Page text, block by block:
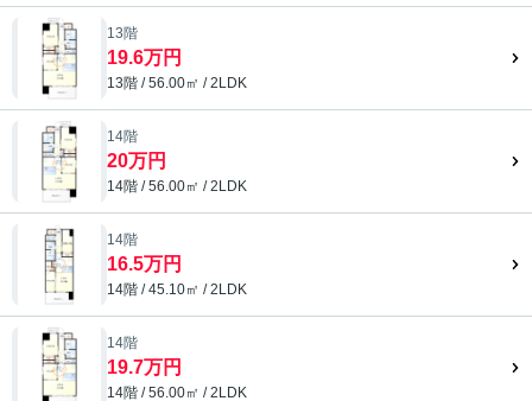
13階
19.6万円
13階 / 56.00㎡ / 2LDK
14階
20万円
14階 / 56.00㎡ / 2LDK
14階
16.5万円
14階 / 45.10㎡ / 2LDK
14階
19.7万円
14階 / 56.00㎡ / 2LDK